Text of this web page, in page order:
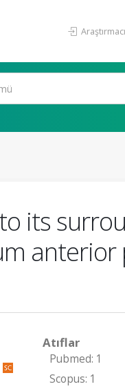
its
Atıflar
Pubmed: 1
Scopus: 1